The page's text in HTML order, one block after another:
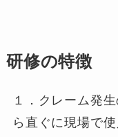
研修の特徴
１．クレーム発
ら直ぐに現場で